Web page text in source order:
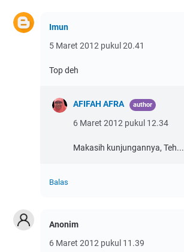
Imun
5 Maret 2012 pukul 20.41
Top deh
AFIFAH AFRA
6 Maret 2012 pukul 12.34
Makasih kunjungannya, Teh...
Balas
Anonim
6 Maret 2012 pukul 11.39